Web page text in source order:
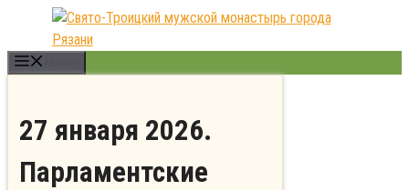
Перейти
содержимому
27 января 2026.
Парламентские